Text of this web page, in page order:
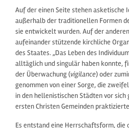
Auf der einen Seite stehen asketische
außerhalb der traditionellen Formen
sie entwickelt wurden. Auf der
aufeinander stützende kirchliche
des Staates. „Das Leben des
alltäglich und singulär haben konnte,
der Überwachung (vigilance) oder
genommen von einer Sorge, die
in den hellenistischen Städten vor sich
ersten Christen Gemeinden
Es entstand eine Herrschaftsform, die